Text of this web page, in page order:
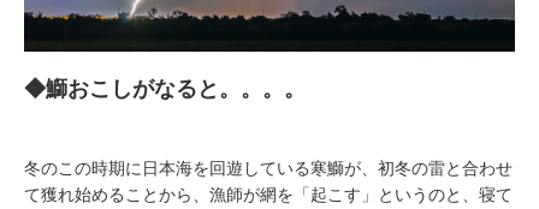
◆鰤おこしがなると。。。。
冬のこの時期に日本海を回遊している寒鰤が、初冬の雷と合わせ
て獲れ始めることから、漁師が網を「起こす」というのと、寝て